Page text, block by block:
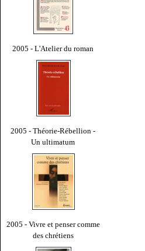
2005 - L'Atelier du roman
2005 - Théorie-Rébellion -
Un ultimatum
2005 - Vivre et penser comme
des chrétiens